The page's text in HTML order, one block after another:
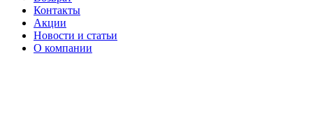
Контакты
Акции
Новости и статьи
О компании